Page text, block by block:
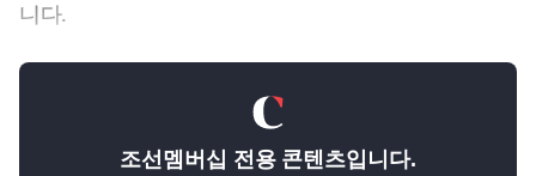
니다.
조선멤버십 전용 콘텐츠입니다.